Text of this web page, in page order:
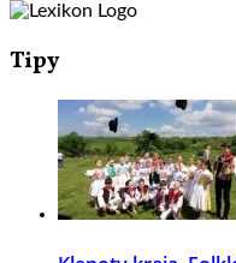
Tipy